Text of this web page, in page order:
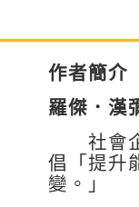
作者簡介
羅傑．漢
社會企
倡「提升
變。」